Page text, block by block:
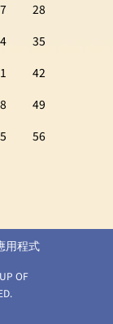
28
35
42
49
56
用程式
OF